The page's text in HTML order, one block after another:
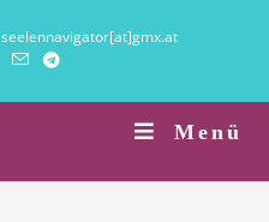
seelennavigator[at]gmx.at
Menü